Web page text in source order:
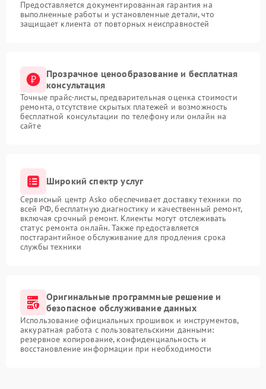
Предоставляется документированная гарантия на
выполненные работы и установленные детали, что
защищает клиента от повторных неисправностей
Прозрачное ценообразование и бесплатная
консультация
Точные прайс-листы, предварительная оценка стоимости
ремонта, отсутствие скрытых платежей и возможность
бесплатной консультации по телефону или онлайн на
сайте
Широкий спектр услуг
Сервисный центр Asko обеспечивает доставку техники по
всей РФ, бесплатную диагностику и качественный ремонт,
включая срочный ремонт. Клиенты могут отслеживать
статус ремонта онлайн. Также предоставляется
постгарантийное обслуживание для продления срока
службы техники
Оригинальные программные решение и
безопасное обслуживание данных
Использование официальных прошивок и инструментов,
аккуратная работа с пользовательскими данными:
резервное копирование, конфиденциальность и
восстановление информации при необходимости